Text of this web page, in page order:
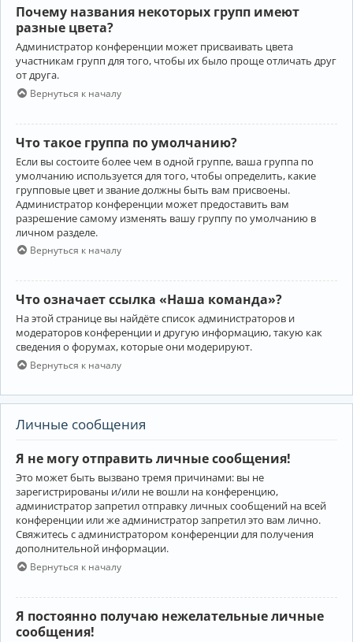
Почему названия некоторых групп имеют
разные цвета?
Администратор конференции может присваивать цвета
участникам групп для того, чтобы их было проще отличать друг
от друга.
Вернуться к началу
Что такое группа по умолчанию?
Если вы состоите более чем в одной группе, ваша группа по
умолчанию используется для того, чтобы определить, какие
групповые цвет и звание должны быть вам присвоены.
Администратор конференции может предоставить вам
разрешение самому изменять вашу группу по умолчанию в
личном разделе.
Вернуться к началу
Что означает ссылка «Наша команда»?
На этой странице вы найдёте список администраторов и
модераторов конференции и другую информацию, такую как
сведения о форумах, которые они модерируют.
Вернуться к началу
Личные сообщения
Я не могу отправить личные сообщения!
Это может быть вызвано тремя причинами: вы не
зарегистрированы и/или не вошли на конференцию,
администратор запретил отправку личных сообщений на всей
конференции или же администратор запретил это вам лично.
Свяжитесь с администратором конференции для получения
дополнительной информации.
Вернуться к началу
Я постоянно получаю нежелательные личные
сообщения!